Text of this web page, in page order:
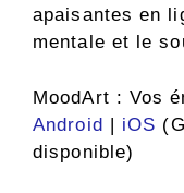
apaisantes en
mentale et le
MoodArt : Vos
Android | iOS
disponible)